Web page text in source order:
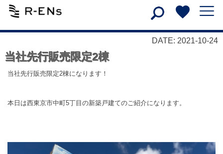
DATE: 2021-10-24
当社先行販売限定2棟
当社先行販売限定2棟になります！
本日は西東京市中町5丁目の新築戸建てのご紹介になります。